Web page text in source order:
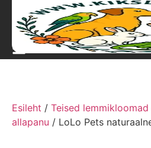
Esileht / Teised lemmikloomad
allapanu / LoLo Pets